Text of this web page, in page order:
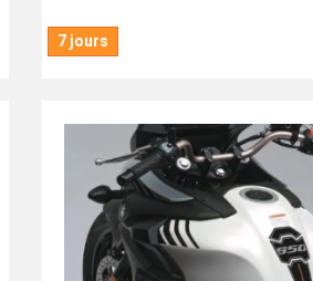
7 jours